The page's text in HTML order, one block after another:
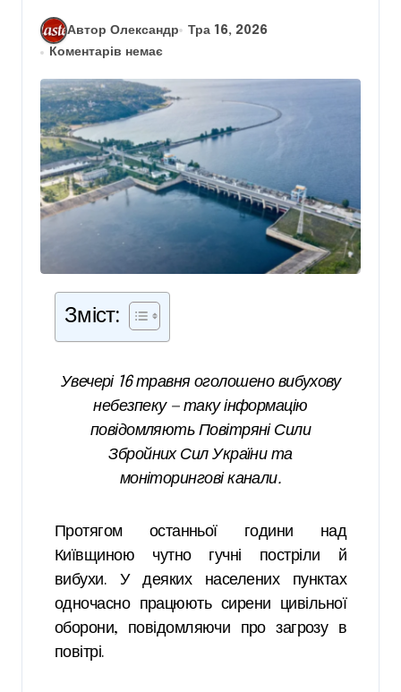
Автор Олександр
Тра 16, 2026
Коментарів немає
Зміст:
Увечері 16 травня оголошено вибухову
небезпеку — таку інформацію
повідомляють Повітряні Сили
Збройних Сил України та
моніторингові канали.
Протягом останньої години над
Київщиною чутно гучні постріли й
вибухи. У деяких населених пунктах
одночасно працюють сирени цивільної
оборони, повідомляючи про загрозу в
повітрі.